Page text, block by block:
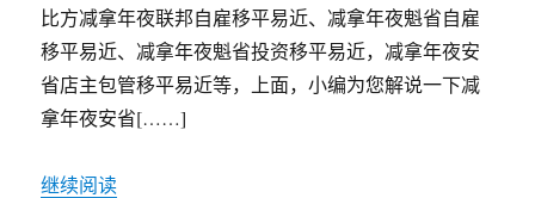
比方减拿年夜联邦自雇移平易近、减拿年夜魁省自雇
移平易近、减拿年夜魁省投资移平易近，减拿年夜安
省店主包管移平易近等，上面，小编为您解说一下减
拿年夜安省[……]
继续阅读